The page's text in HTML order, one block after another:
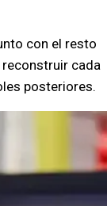
con el resto
cada
posteriores.